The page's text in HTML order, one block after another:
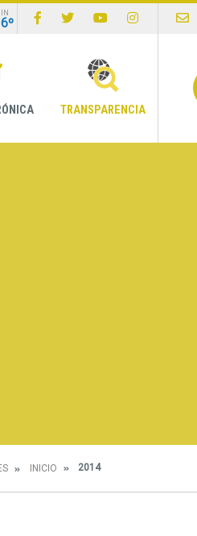
TRANSPARENCIA
INICIO 2014